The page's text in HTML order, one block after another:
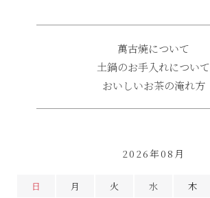
萬古焼について
土鍋のお手入れについて
おいしいお茶の淹れ方
2026年08月
日 月 火 水 木